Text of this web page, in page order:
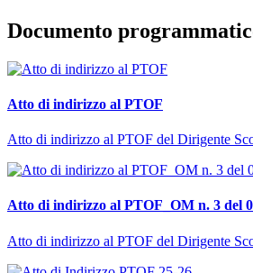
Documento
Atto di indirizzo al PTOF
Atto di indirizzo al PTOF del Dirigente
Atto di indirizzo al PTOF_OM n. 3 del
Atto di indirizzo al PTOF del Dirigente